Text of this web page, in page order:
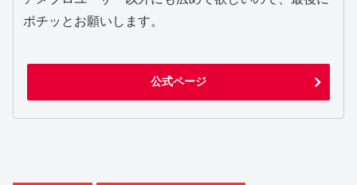
ポチッとお願いします。
公式ページ